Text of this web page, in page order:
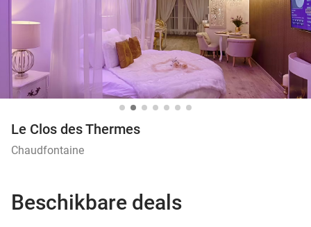
Le Clos des Thermes
Chaudfontaine
Beschikbare deals